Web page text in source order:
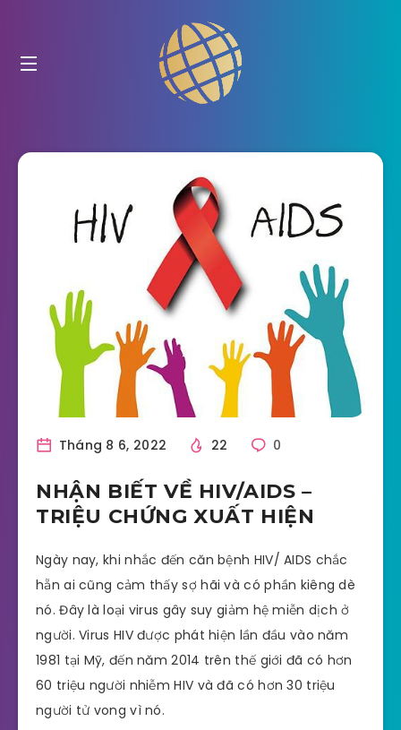
Tháng 8 6, 2022 22 0
NHẬN BIẾT VỀ HIV/AIDS –
TRIỆU CHỨNG XUẤT HIỆN
Ngày nay, khi nhắc đến căn bệnh HIV/ AIDS chắc
hẵn ai cũng cảm thấy sợ hãi và có phần kiêng dè
nó. Đây là loại virus gây suy giảm hệ miễn dịch ở
người. Virus HIV được phát hiện lần đầu vào năm
1981 tại Mỹ, đến năm 2014 trên thế giới đã có hơn
60 triệu người nhiễm HIV và đã có hơn 30 triệu
người tử vong vì nó.